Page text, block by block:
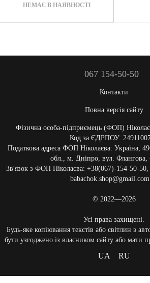
НЕМАЄ В НАЯВНОСТІ
067 154-50-50
Контакти
Повна версія сайту
Фізична особа-підприємець (ФОП)
Код за ЄДРПОУ:
Податкова адреса ФОП Ніколаєва: Україна,
обл., м. Дніпро, вул. Флангова,
Зв'язок з ФОП Ніколаєва: +38(067)-154-50-50,
© 2022—2026
Усі права захищені.
Будь-яке копіювання текстів або світлин з
бути узгоджено із власником сайту або мати
UA RU